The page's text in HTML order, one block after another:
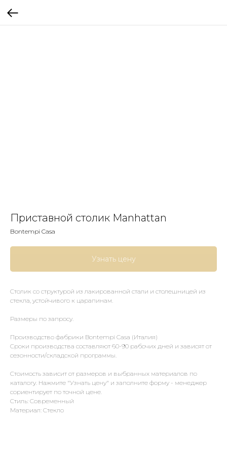
Приставной столик Manhattan
Bontempi Casa
Узнать цену
Столик со структурой из лакированной стали и столешницей из
стекла, устойчивого к царапинам.
Размеры по запросу.
Производство фабрики Bontempi Casa (Италия)
Сроки производства составляют 60-90 рабочих дней и зависят от
сезонности/складской программы.
Стоимость зависит от размеров и выбранных материалов по
каталогу. Нажмите "Узнать цену" и заполните форму - менеджер
сориентирует по точной цене.
Стиль: Современный
Материал: Стекло